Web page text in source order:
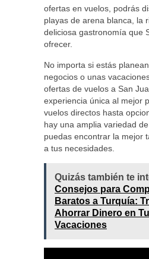
ofertas en vuelos, podrás
playas de arena blanca, la
deliciosa gastronomía que
ofrecer.
No importa si estás
negocios o unas
ofertas de vuelos a San
experiencia única al mejor
vuelos directos hasta
hay una amplia variedad
puedas encontrar la mejor
a tus necesidades.
Quizás también te
Consejos para
Baratos a Turquía:
Ahorrar Dinero en
Vacaciones